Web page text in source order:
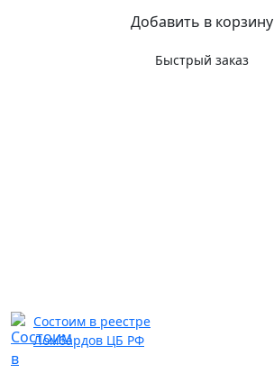
Добавить в корзину
Быстрый заказ
Состоим в реестре
Ломбардов ЦБ РФ